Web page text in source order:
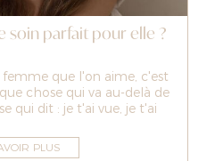
soin parfait pour elle ?
que l'on aime, c'est
chose qui va au-delà de
qui dit : je t'ai vue, je t'ai
PLUS